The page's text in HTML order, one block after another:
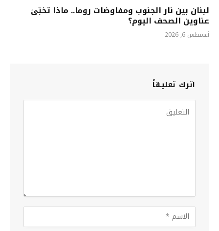
لبنان بين نار الجنوب ومفاوضات روما.. ماذا تخبّئ
عناوين الصحف اليوم؟
أغسطس 6, 2026
اترك تعليقاً